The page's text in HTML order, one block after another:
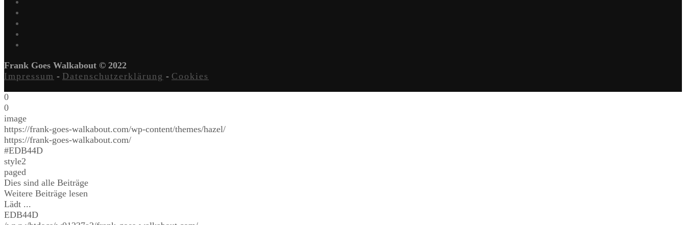
Frank Goes Walkabout © 2022
Impressum - Datenschutzerklärung - Cookies
0
0
image
https://frank-goes-walkabout.com/wp-content/themes/hazel/
https://frank-goes-walkabout.com/
#EDB44D
style2
paged
Dies sind alle Beiträge
Weitere Beiträge lesen
Lädt ...
EDB44D